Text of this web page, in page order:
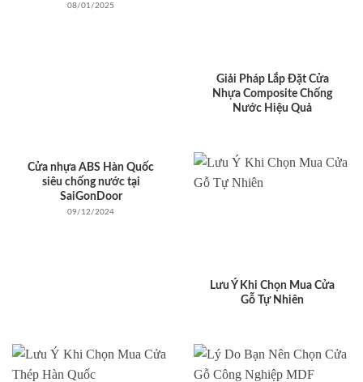
08/01/2025
Giải Pháp Lắp Đặt Cửa
Nhựa Composite Chống
Nước Hiệu Quả
Cửa nhựa ABS Hàn Quốc
siêu chống nước tại
SaiGonDoor
09/12/2024
Lưu Ý Khi Chọn Mua Cửa
Gỗ Tự Nhiên